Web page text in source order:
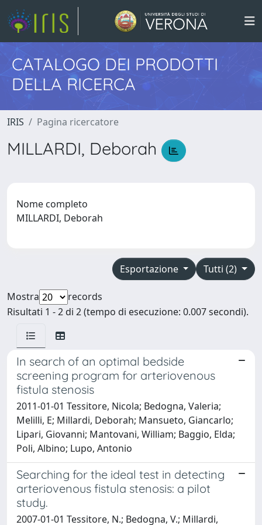
CATALOGO DEI PRODOTTI
DELLA RICERCA
IRIS Pagina ricercatore
MILLARDI, Deborah
Nome completo
MILLARDI, Deborah
Tutti (2)
Esportazione
Mostra
records
Risultati 1 - 2 di 2 (tempo di esecuzione: 0.007 secondi).
In search of an optimal bedside
screening program for arteriovenous
fistula stenosis
2011-01-01 Tessitore, Nicola; Bedogna, Valeria;
Melilli, E; Millardi, Deborah; Mansueto, Giancarlo;
Lipari, Giovanni; Mantovani, William; Baggio, Elda;
Poli, Albino; Lupo, Antonio
Searching for the ideal test in detecting
arteriovenous fistula stenosis: a pilot
study.
2007-01-01 Tessitore, N.; Bedogna, V.; Millardi,